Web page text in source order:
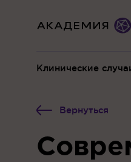
Клинические
Вернуться